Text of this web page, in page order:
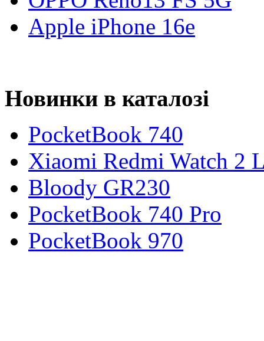
Apple iPhone 16e
Новинки в каталозі
PocketBook 740
Xiaomi Redmi Watch 2
Bloody GR230
PocketBook 740 Pro
PocketBook 970